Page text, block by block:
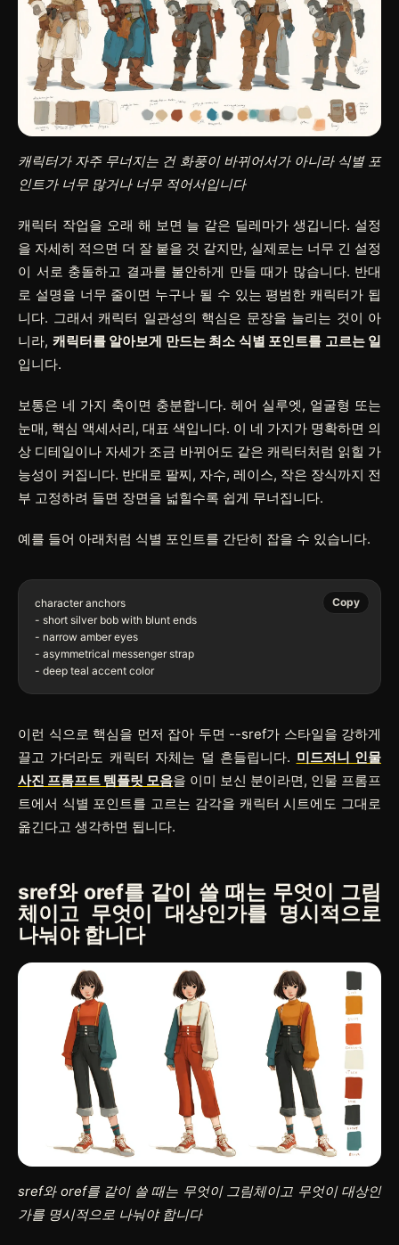
캐릭터가 자주 무너지는 건 화풍이 바뀌어서가 아니라 식별 포
인트가 너무 많거나 너무 적어서입니다
캐릭터 작업을 오래 해 보면 늘 같은 딜레마가 생깁니다. 설정
을 자세히 적으면 더 잘 붙을 것 같지만, 실제로는 너무 긴 설정
이 서로 충돌하고 결과를 불안하게 만들 때가 많습니다. 반대
로 설명을 너무 줄이면 누구나 될 수 있는 평범한 캐릭터가 됩
니다. 그래서 캐릭터 일관성의 핵심은 문장을 늘리는 것이 아
니라, 캐릭터를 알아보게 만드는 최소 식별 포인트를 고르는 일
입니다.
보통은 네 가지 축이면 충분합니다. 헤어 실루엣, 얼굴형 또는
눈매, 핵심 액세서리, 대표 색입니다. 이 네 가지가 명확하면 의
상 디테일이나 자세가 조금 바뀌어도 같은 캐릭터처럼 읽힐 가
능성이 커집니다. 반대로 팔찌, 자수, 레이스, 작은 장식까지 전
부 고정하려 들면 장면을 넓힐수록 쉽게 무너집니다.
예를 들어 아래처럼 식별 포인트를 간단히 잡을 수 있습니다.
character anchors
- short silver bob with blunt ends
- narrow amber eyes
- asymmetrical messenger strap
Copy
이런 식으로 핵심을 먼저 잡아 두면 --sref가 스타일을 강하게
끌고 가더라도 캐릭터 자체는 덜 흔들립니다. 미드저니 인물
사진 프롬프트 템플릿 모음을 이미 보신 분이라면, 인물 프롬프
트에서 식별 포인트를 고르는 감각을 캐릭터 시트에도 그대로
옮긴다고 생각하면 됩니다.
sref와 oref를 같이 쓸 때는 무엇이 그림
체이고 무엇이 대상인가를 명시적으로
나눠야 합니다
sref와 oref를 같이 쓸 때는 무엇이 그림체이고 무엇이 대상인
가를 명시적으로 나눠야 합니다